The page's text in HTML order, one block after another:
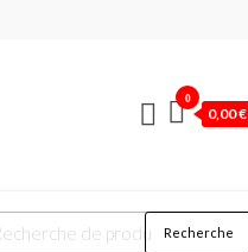
0
0,00 €
Recherche